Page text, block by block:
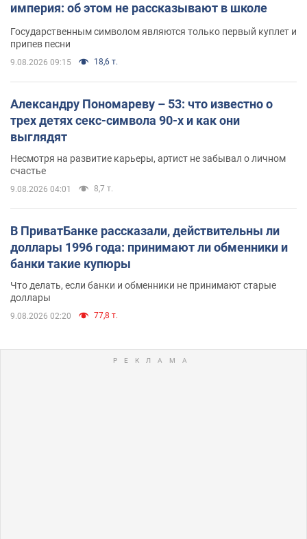
империя: об этом не рассказывают в школе
Государственным символом являются только первый куплет и
припев песни
9.08.2026 09:15 18,6 т.
Александру Пономареву – 53: что известно о
трех детях секс-символа 90-х и как они
выглядят
Несмотря на развитие карьеры, артист не забывал о личном
счастье
9.08.2026 04:01 8,7 т.
В ПриватБанке рассказали, действительны ли
доллары 1996 года: принимают ли обменники и
банки такие купюры
Что делать, если банки и обменники не принимают старые
доллары
9.08.2026 02:20 77,8 т.